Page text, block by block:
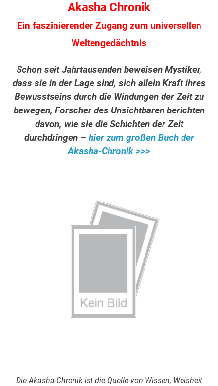
Akasha Chronik
Ein faszinierender Zugang zum universellen
Weltengedächtnis
Schon seit Jahrtausenden beweisen Mystiker,
dass sie in der Lage sind, sich allein Kraft ihres
Bewusstseins durch die Windungen der Zeit zu
bewegen, Forscher des Unsichtbaren berichten
davon, wie sie die Schichten der Zeit
durchdringen – hier zum großen Buch der
Akasha-Chronik >>>
Die Akasha-Chronik ist die Quelle von Wissen, Weisheit